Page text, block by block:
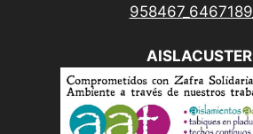
AISLACUSTER